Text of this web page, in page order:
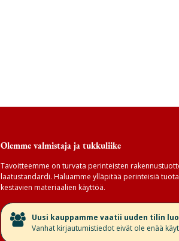
Olemme valmistaja ja tukkuliike
Tavoitteemme on turvata perinteisten
laatustandardi. Haluamme ylläpitää perinteisiä
kestävien materiaalien käyttöä.
​Uusi kauppamme vaatii uuden tilin
Vanhat kirjautumistiedot eivät ole enää